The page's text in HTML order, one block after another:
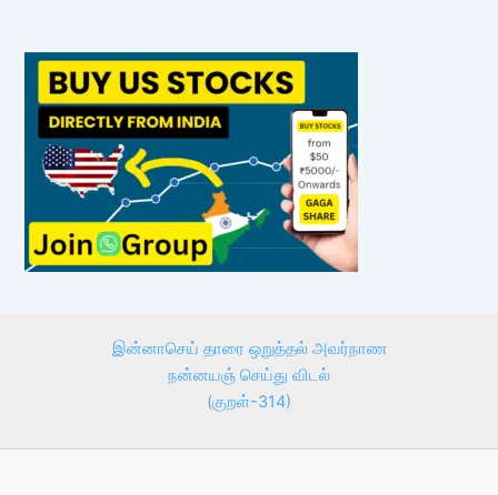
இன்னாசெய் தாரை ஒறுத்தல் அவர்நாண
நன்னயஞ் செய்து விடல்
(குறள்-314)